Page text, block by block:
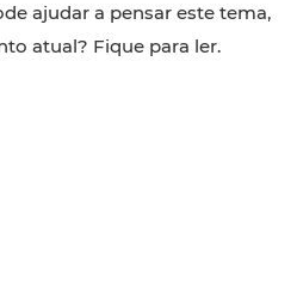
ajudar a pensar este tema,
atual? Fique para ler.